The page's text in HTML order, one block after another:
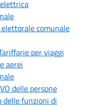
elettorale comunale
per viaggi
aerei
delle persone
delle funzioni di